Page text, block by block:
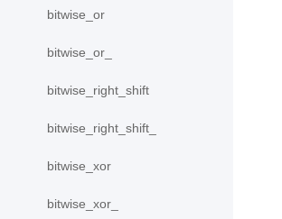
bitwise_or
bitwise_or_
bitwise_right_shift
bitwise_right_shift_
bitwise_xor
bitwise_xor_